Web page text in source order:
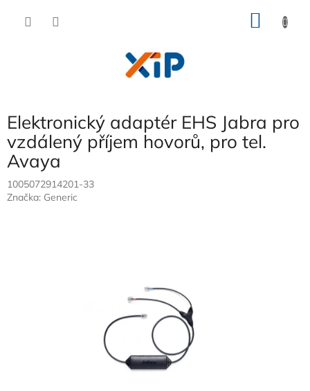
Elektronický adaptér EHS Jabra pro
vzdálený příjem hovorů, pro tel.
Avaya
1005072914201-33
Značka: Generic